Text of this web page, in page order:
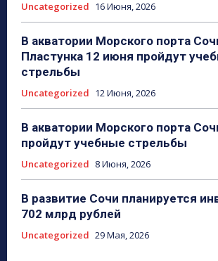
Uncategorized 16 Июня, 2026
В акватории Морского порта
Пластунка 12 июня пройдут
стрельбы
Uncategorized 12 Июня, 2026
В акватории Морского порта
пройдут учебные стрельбы
Uncategorized 8 Июня, 2026
В развитие Сочи планируется
702 млрд рублей
Uncategorized 29 Мая, 2026